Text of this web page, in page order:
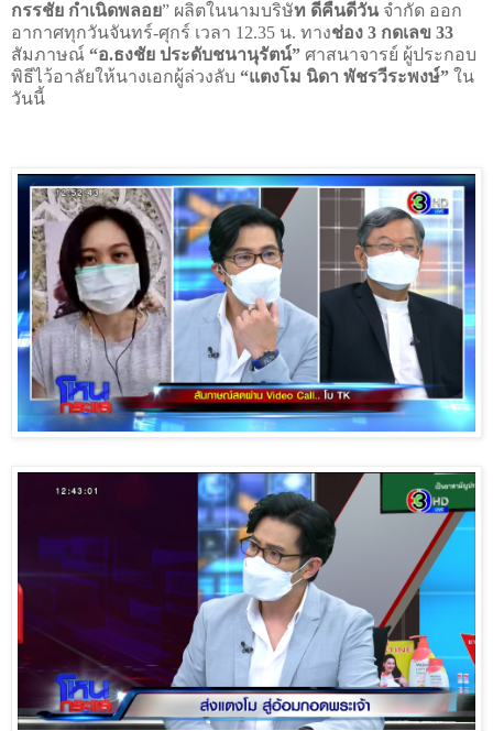
กรรชัย กำเนิดพลอย” ผลิตในนามบริษัท ดีคืนดีวันจำกัด ออก
อากาศทุกวันจันทร์-ศุกร์ เวลา 12.35 น. ทางช่อง 3 กดเลข 33
สัมภาษณ์ “อ.ธงชัย ประดับชนานุรัตน์” ศาสนาจารย์ ผู้ประกอบ
พิธีไว้อาลัยให้นางเอกผู้ล่วงลับ “แตงโม นิดา พัชรวีระพงษ์” ใน
วันนี้